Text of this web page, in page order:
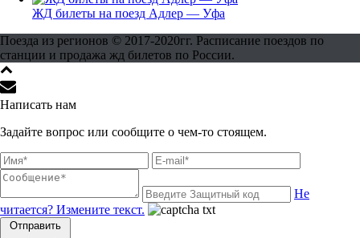
ЖД билеты на поезд Адлер — Уфа
Поезда из регионов © 2017-2020гг. Расписание поездов по
станции и продажа жд билетов по России.
Написать нам
Задайте вопрос или сообщите о чем-то стоящем.
Не
читается? Измените текст.
Отправить